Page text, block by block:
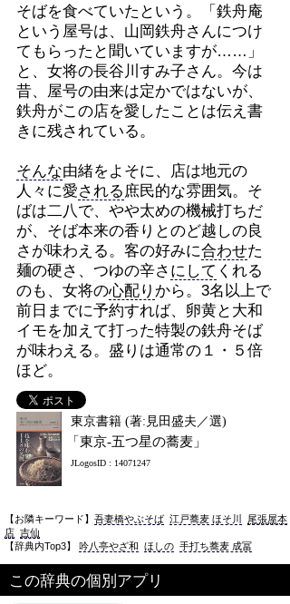
そばを食べていたという。「鉄舟庵
という屋号は、山岡鉄舟さんにつけ
てもらったと聞いていますが……」
と、女将の長谷川すみ子さん。今は
昔、屋号の由来は定かではないが、
鉄舟がこの店を愛したことは伝え書
きに残されている。
そんな由緒をよそに、店は地元の
人々に愛される 庶民的な雰囲気。そ
ばは二八で、やや太めの機械打ちだ
が、そば本来の香りとのど越しの良
さが味わえる。客の好みに合わせた
麺の硬さ、つゆの辛さ にして くれる
のも、女将の心配り から。3名以上で
前日までに予約すれば、卵黄と大和
イモを加えて打った特製の鉄舟そば
が味わえる。盛りは通常の１・５倍
ほど。
東京書籍 (著:見田盛夫／選)
「東京-五つ星の蕎麦」
JLogosID : 14071247
【お隣キーワード】 吾妻橋やぶそば 江戸蕎麦 ほそ川
尾張屋本
店 吉仙
【辞典内Top3】 吟八亭やざ和 ほしの 手打ち蕎麦 成冨
この辞典の個別アプリ